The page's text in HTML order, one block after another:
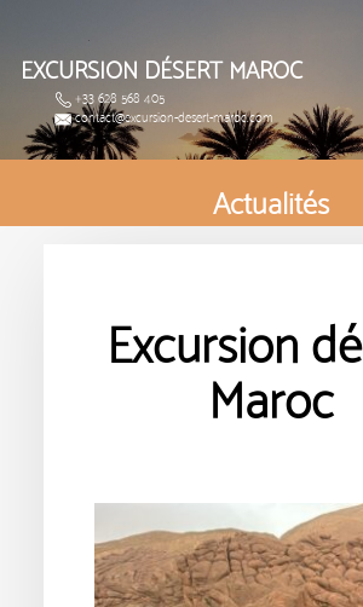
EXCURSION DÉSERT MAROC
+33 628 568 405
contact@excursion-desert-maroc.com
Actualités
Excursion
Maroc